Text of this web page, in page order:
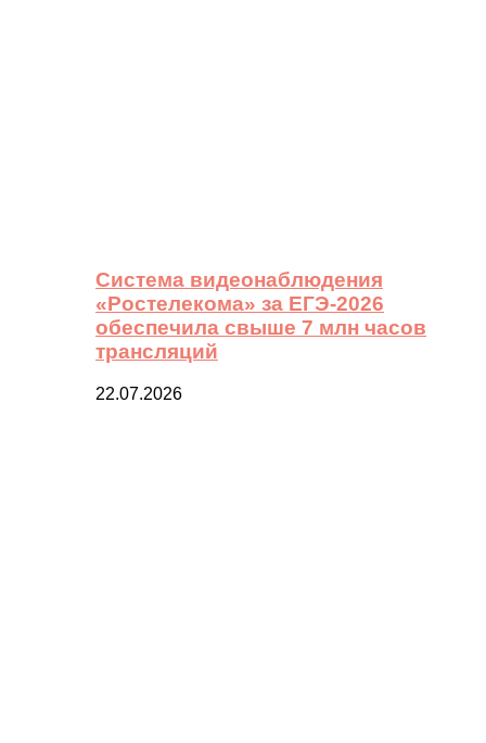
Система видеонаблюдения
«Ростелекома» за ЕГЭ-2026
обеспечила свыше 7 млн часов
трансляций
22.07.2026